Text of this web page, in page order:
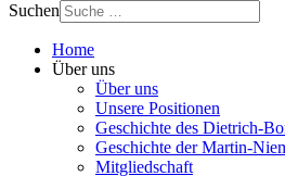
Suchen
Home
Über uns
Über uns
Unsere Positionen
Geschichte des Dietrich-
Geschichte der Martin-
Mitgliedschaft